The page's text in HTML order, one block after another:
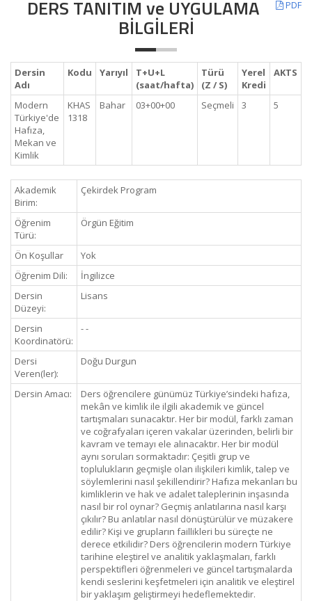
PDF
DERS TANITIM ve UYGULAMA
BİLGİLERİ
Dersin
Adı
Kodu Yarıyıl
T+U+L
(saat/hafta)
Türü
(Z / S)
Yerel
Kredi
AKTS
Modern
Türkiye'de
Hafıza,
Mekan ve
Kimlik
KHAS
1318
Bahar 03+00+00 Seçmeli 3 5
Akademik
Birim:
Çekirdek Program
Öğrenim
Türü:
Örgün Eğitim
Ön Koşullar
Yok
Öğrenim Dili:
İngilizce
Dersin
Düzeyi:
Lisans
Dersin
Koordinatörü:
- -
Dersi
Veren(ler):
Doğu Durgun
Dersin Amacı:
Ders öğrencilere günümüz Türkiye’sindeki hafıza,
mekân ve kimlik ile ilgili akademik ve güncel
tartışmaları sunacaktır. Her bir modül, farklı zaman
ve coğrafyaları içeren vakalar üzerinden, belirli bir
kavram ve temayı ele alınacaktır. Her bir modül
aynı soruları sormaktadır: Çeşitli grup ve
toplulukların geçmişle olan ilişkileri kimlik, talep ve
söylemlerini nasıl şekillendirir? Hafıza mekanları bu
kimliklerin ve hak ve adalet taleplerinin inşasında
nasıl bir rol oynar? Geçmiş anlatılarına nasıl karşı
çıkılır? Bu anlatılar nasıl dönüştürülür ve müzakere
edilir? Kişi ve grupların faillikleri bu süreçte ne
derece etkilidir? Ders öğrencilerin modern Türkiye
tarihine eleştirel ve analitik yaklaşmaları, farklı
perspektifleri öğrenmeleri ve güncel tartışmalarda
kendi seslerini keşfetmeleri için analitik ve eleştirel
bir yaklaşım geliştirmeyi hedeflemektedir.